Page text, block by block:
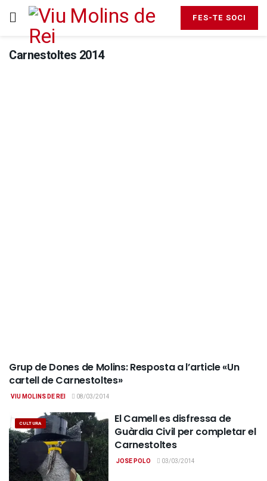
FES-TE SOCI
Carnestoltes 2014
OPINIÓ
Grup de Dones de Molins: Resposta a l’article «Un
cartell de Carnestoltes»
VIU MOLINS DE REI 08/03/2014
CULTURA
El Camell es disfressa de
Guàrdia Civil per completar el
Carnestoltes
JOSE POLO 03/03/2014